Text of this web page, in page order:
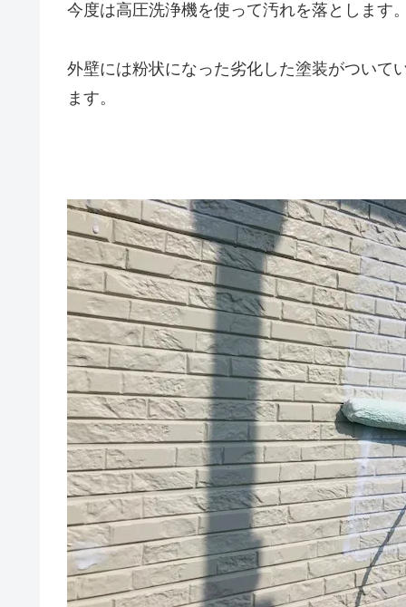
今度は高圧洗浄機を使って汚れを落とします
外壁には粉状になった劣化した塗装がついて
ます。